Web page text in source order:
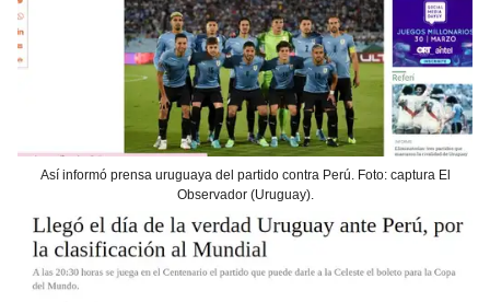
Así informó prensa uruguaya del partido contra Perú. Foto: captura El
Observador (Uruguay).